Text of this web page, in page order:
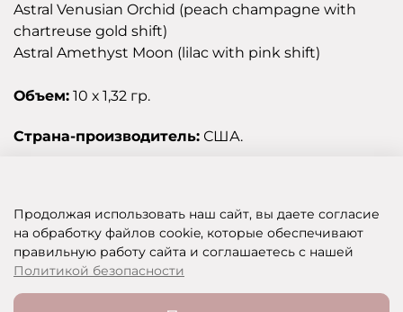
Astral Venusian Orchid (peach champagne with
chartreuse gold shift)
Astral Amethyst Moon (lilac with pink shift)
Объем: 10 х 1,32 гр.
Страна-производитель: США.
SHOP OF BEAUTY - МУЛЬТИБРЕНДОВЫЙ ИНТЕРНЕТ-МАГАЗИН КОСМЕТИКИ
Продолжая использовать наш сайт, вы даете согласие
на обработку файлов cookie, которые обеспечивают
правильную работу сайта и соглашаетесь с нашей
Политикой безопасности